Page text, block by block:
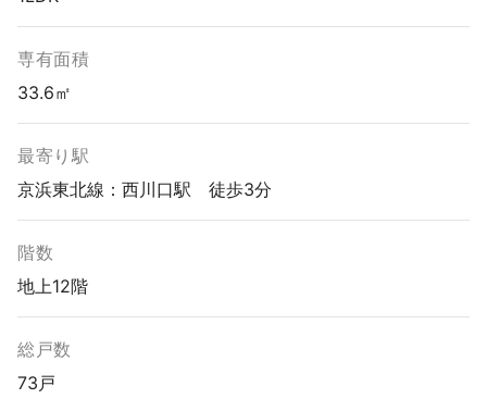
専有面積
33.6㎡
最寄り駅
京浜東北線：西川口駅 徒歩3分
階数
地上12階
総戸数
73戸